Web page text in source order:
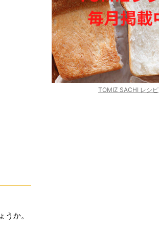
か。
TOMIZ SACHI レシピ